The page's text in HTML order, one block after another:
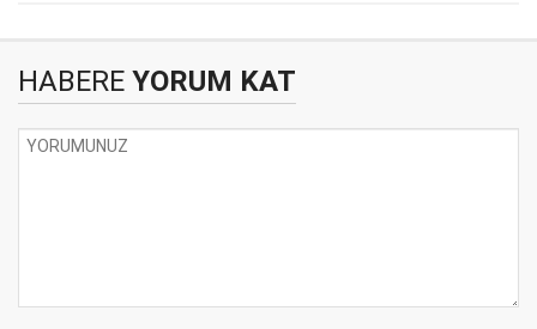
HABERE YORUM KAT